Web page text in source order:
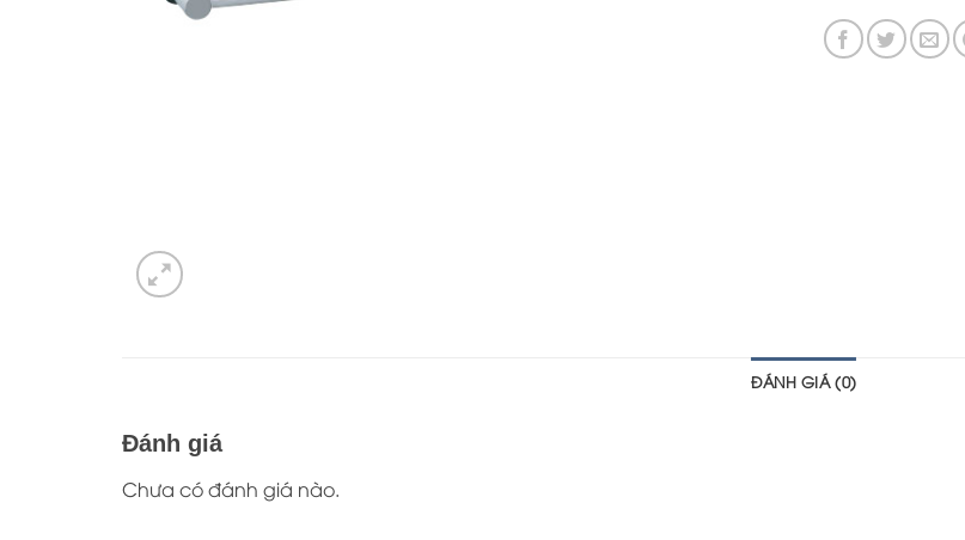
ĐÁNH GIÁ (0)
Đánh giá
Chưa có đánh giá nào.